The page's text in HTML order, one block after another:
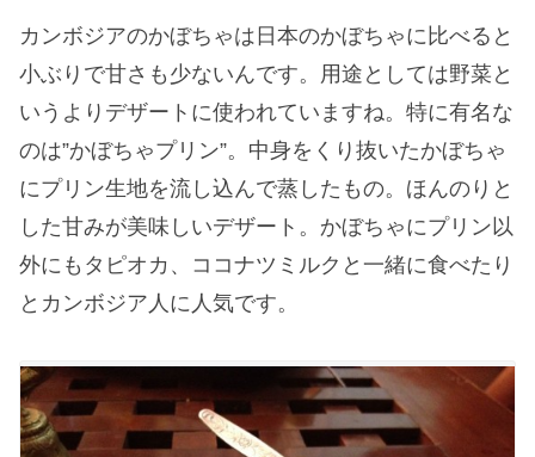
カンボジアのかぼちゃは日本のかぼちゃに比べると
小ぶりで甘さも少ないんです。用途としては野菜と
いうよりデザートに使われていますね。特に有名な
のは”かぼちゃプリン”。中身をくり抜いたかぼちゃ
にプリン生地を流し込んで蒸したもの。ほんのりと
した甘みが美味しいデザート。かぼちゃにプリン以
外にもタピオカ、ココナツミルクと一緒に食べたり
とカンボジア人に人気です。